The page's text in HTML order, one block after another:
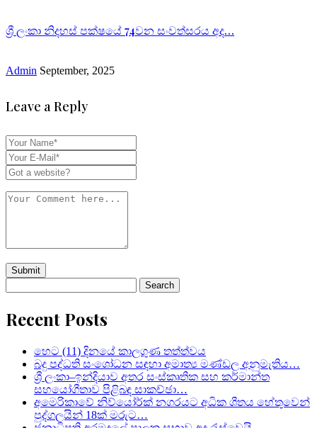
ශ්‍රී ලංකා නිදහස් පක්ෂයේ 74වන සංවත්සරය අද…
Admin September, 2025
Leave a Reply
for:
Recent Posts
හෙට (11) දිනයේ කාලගුණ තත්ත්වය
බදු පද්ධති සංශෝධන සඳහා අමාත්‍ය මණ්ඩල අනුමැතිය…
ශ්‍රී ලංකා–ඉන්දියාව අතර සංස්කෘතික සහ කර්මාන්ත
සහයෝගීතාව පිළිබඳ සාකච්ඡා…
අමෙරිකාවේ නිව්යෝර්ක් නගරයට අධික ශීතය හේතුවෙන්
පුද්ගලයින් 18ක් මරුට…